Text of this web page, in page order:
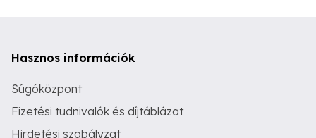
Hasznos információk
Súgóközpont
Fizetési tudnivalók és díjtáblázat
Hirdetési szabályzat